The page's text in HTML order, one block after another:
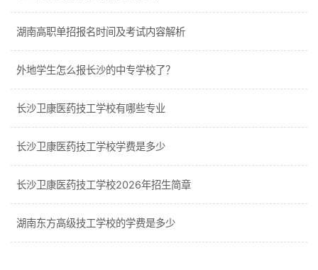
湖南高职单招报名时间及考试内容解析
外地学生怎么报长沙的中专学校了？
长沙卫康医药技工学校有哪些专业
长沙卫康医药技工学校学费是多少
长沙卫康医药技工学校2026年招生简章
湖南东方高级技工学校的学费是多少